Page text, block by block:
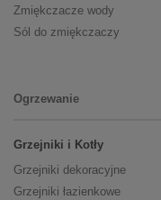
Zmiękczacze wody
Sól do zmiękczaczy
Ogrzewanie
Grzejniki i Kotły
Grzejniki dekoracyjne
Grzejniki łazienkowe